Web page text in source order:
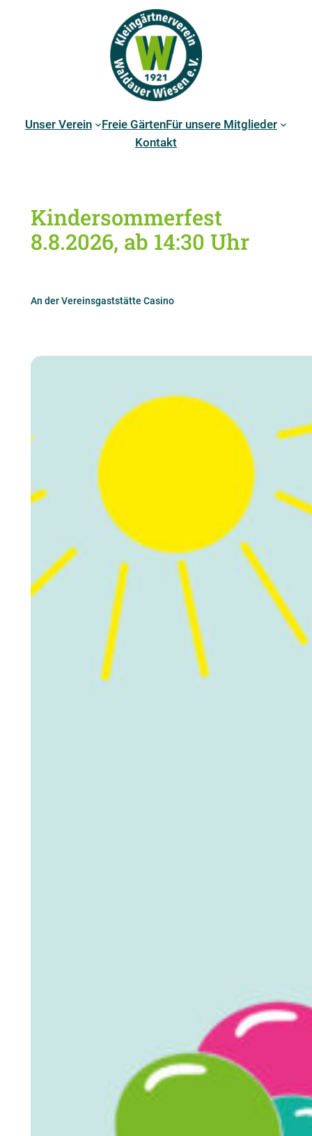
Unser Verein Freie GärtenFür unsere Mitglieder
Kontakt
Kindersommerfest
8.8.2026, ab 14:30 Uhr
An der Vereinsgaststätte Casino